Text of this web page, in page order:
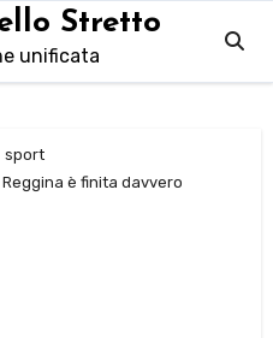
Stretto
unificata
sport
è finita davvero